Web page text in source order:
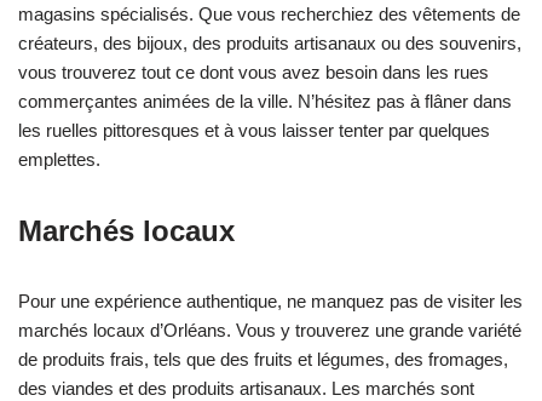
magasins spécialisés. Que vous recherchiez des vêtements de
créateurs, des bijoux, des produits artisanaux ou des souvenirs,
vous trouverez tout ce dont vous avez besoin dans les rues
commerçantes animées de la ville. N’hésitez pas à flâner dans
les ruelles pittoresques et à vous laisser tenter par quelques
emplettes.
Marchés locaux
Pour une expérience authentique, ne manquez pas de visiter les
marchés locaux d’Orléans. Vous y trouverez une grande variété
de produits frais, tels que des fruits et légumes, des fromages,
des viandes et des produits artisanaux. Les marchés sont